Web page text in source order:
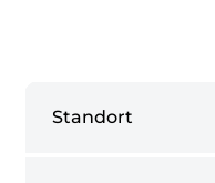
Standort